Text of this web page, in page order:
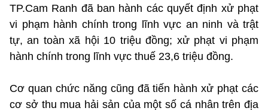
TP.Cam Ranh đã ban hành các quyết định xử phạt
vi phạm hành chính trong lĩnh vực an ninh và trật
tự, an toàn xã hội 10 triệu đồng; xử phạt vi phạm
hành chính trong lĩnh vực thuế 23,6 triệu đồng.
Cơ quan chức năng cũng đã tiến hành xử phạt các
cơ sở thu mua hải sản của một số cá nhân trên địa